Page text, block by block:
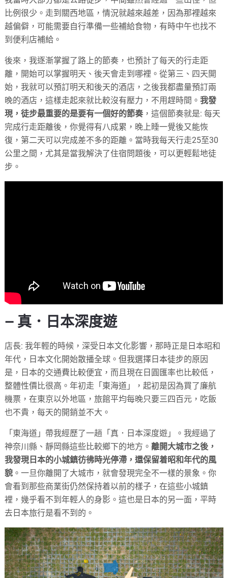
比例很少。走到關西地區，情況就越來越差，因為那裡越來
越偏僻，可能需要自行準備一些補給食物，有時中午也找不
到便利店補給。
後來，我逐漸掌握了路上的節奏，也預計了每天的行走距
離，開始可以掌握明天、後天會走到哪裡。從第三、四天開
始，我就可以預訂明天和後天的酒店，之後我都盡量預訂兩
晚的酒店，這樣走起來就比較沒有壓力，不用趕時間。我發
現，徒步最重要的是要有一個好的節奏 ，這個節奏就是: 每天
完成行走距離後，你覺得有八成累，晚上睡一覺後又能恢
復，第二天可以完成差不多的距離。當時我每天行走25至30
公里之間，尤其是當我解決了住宿問題後，可以更輕鬆地徒
步。
— 真．日本深度遊
店長: 我年輕的時候，深受日本文化影響，那時正是日本昭和
年代，日本文化開始散播全球。但我選擇日本徒步的原因
是，日本的交通費比較便宜，而且現在日圓匯率也比較低，
整體性價比很高。年初走「東海道」，起初是因為買了廉航
機票，在東京以外地區，旅館平均每晚只要三四百元，吃飯
也不貴，每天的開銷並不大。
「東海道」帶我經歷了一趟「真．日本深度遊」。我經過了
神奈川縣、靜岡縣這些比較鄉下的地方。離開大城市之後，
我發現日本的小城鎮彷彿時光停滯，還保留着昭和年代的風
貌 。一旦你離開了大城市，就會發現完全不一樣的景象。你
會看到那些商業街仍然保持着以前的樣子，在這些小城鎮
裡，幾乎看不到年輕人的身影。這也是日本的另一面，平時
去日本旅行是看不到的。